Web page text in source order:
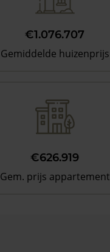
€1.076.707
Gemiddelde huizenprijs
€626.919
Gem. prijs appartement